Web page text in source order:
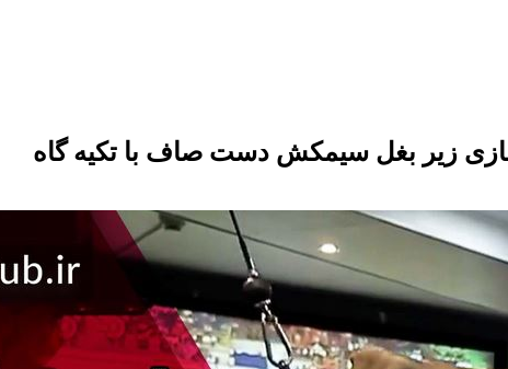
زیر بغل سیمکش دست صاف با تکیه گاه